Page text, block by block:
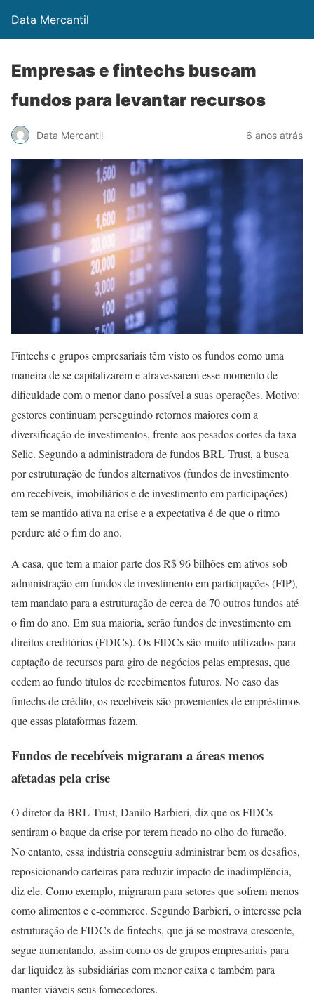
Data Mercantil
Empresas e fintechs buscam
fundos para levantar recursos
Data Mercantil 6 anos atrás
Fintechs e grupos empresariais têm visto os fundos como uma
maneira de se capitalizarem e atravessarem esse momento de
dificuldade com o menor dano possível a suas operações. Motivo:
gestores continuam perseguindo retornos maiores com a
diversificação de investimentos, frente aos pesados cortes da taxa
Selic. Segundo a administradora de fundos BRL Trust, a busca
por estruturação de fundos alternativos (fundos de investimento
em recebíveis, imobiliários e de investimento em participações)
tem se mantido ativa na crise e a expectativa é de que o ritmo
perdure até o fim do ano.
A casa, que tem a maior parte dos R$ 96 bilhões em ativos sob
administração em fundos de investimento em participações (FIP),
tem mandato para a estruturação de cerca de 70 outros fundos até
o fim do ano. Em sua maioria, serão fundos de investimento em
direitos creditórios (FDICs). Os FIDCs são muito utilizados para
captação de recursos para giro de negócios pelas empresas, que
cedem ao fundo títulos de recebimentos futuros. No caso das
fintechs de crédito, os recebíveis são provenientes de empréstimos
que essas plataformas fazem.
Fundos de recebíveis migraram a áreas menos
afetadas pela crise
O diretor da BRL Trust, Danilo Barbieri, diz que os FIDCs
sentiram o baque da crise por terem ficado no olho do furacão.
No entanto, essa indústria conseguiu administrar bem os desafios,
reposicionando carteiras para reduzir impacto de inadimplência,
diz ele. Como exemplo, migraram para setores que sofrem menos
como alimentos e e-commerce. Segundo Barbieri, o interesse pela
estruturação de FIDCs de fintechs, que já se mostrava crescente,
segue aumentando, assim como os de grupos empresariais para
dar liquidez às subsidiárias com menor caixa e também para
manter viáveis seus fornecedores.